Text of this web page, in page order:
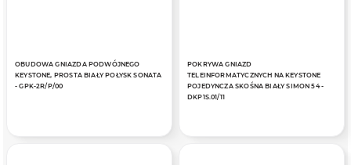
OBUDOWA GNIAZDA PODWÓJNEGO
KEYSTONE, PROSTA BIAŁY POŁYSK SONATA
- GPK-2R/P/00
POKRYWA GNIAZD
TELEINFORMATYCZNYCH NA KEYSTONE
POJEDYNCZA SKOŚNA BIAŁY SIMON 54 -
DKP1S.01/11